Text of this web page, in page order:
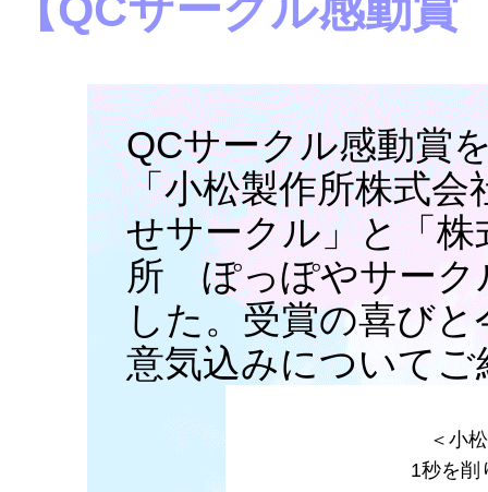
QCサークル感動賞
「小松製作所株式
せサークル」と「株
所 ぽっぽやサーク
した。受賞の喜び
意気込みについて
＜小
1秒を削